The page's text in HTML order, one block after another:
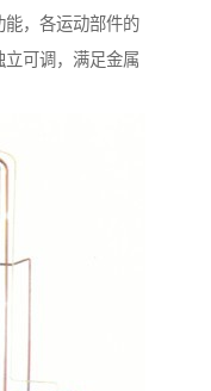
能，各运动部件的
可调，满足金属